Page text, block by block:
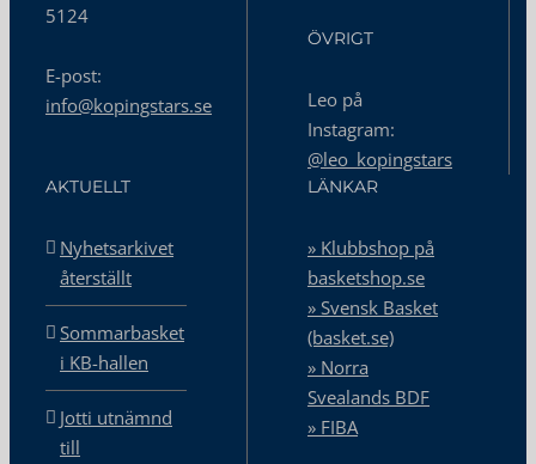
5124
E-post:
info@kopingstars.se
ÖVRIGT
Leo på
Instagram:
@leo_kopingstars
AKTUELLT
Nyhetsarkivet
återställt
Sommarbasket
i KB-hallen
Jotti utnämnd
till
LÄNKAR
» Klubbshop på
basketshop.se
» Svensk Basket
(basket.se)
» Norra
Svealands BDF
» FIBA